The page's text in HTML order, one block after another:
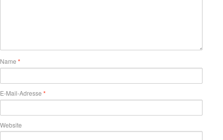
Name *
E-Mail-Adresse *
Website